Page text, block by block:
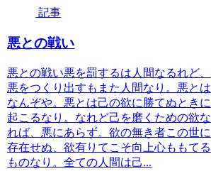
記事
悪との戦い
悪との戦い悪を罰するは人間なるれど、
悪をつくり出すもまた人間なり。悪とは
なんぞや。悪とは己の欲に勝てぬときに
起こるなり。なれど己を磨くための欲な
れば、悪にあらず。欲の無き者この世に
存在せぬ、欲有りてこそ向上心ももてる
ものなり。全ての人間は己...